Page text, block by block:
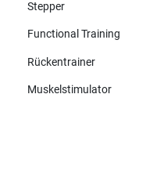
Stepper
Functional Training
Rückentrainer
Muskelstimulator